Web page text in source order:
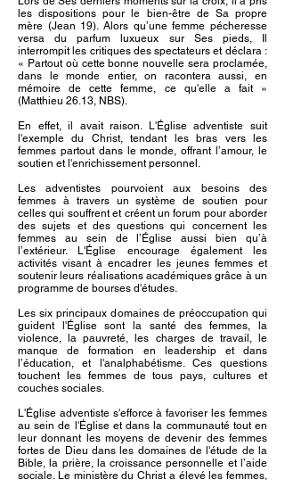
les dispositions pour le bien-être de Sa propre
mère (Jean 19). Alors qu’une femme pécheresse
versa du parfum luxueux sur Ses pieds, Il
interrompit les critiques des spectateurs et déclara :
« Partout où cette bonne nouvelle sera proclamée,
dans le monde entier, on racontera aussi, en
mémoire de cette femme, ce qu'elle a fait »
(Matthieu 26.13, NBS).
En effet, il avait raison. L'Église adventiste suit
l'exemple du Christ, tendant les bras vers les
femmes partout dans le monde, offrant l’amour, le
soutien et l'enrichissement personnel.
Les adventistes pourvoient aux besoins des
femmes à travers un système de soutien pour
celles qui souffrent et créent un forum pour aborder
des sujets et des questions qui concernent les
femmes au sein de l’Église aussi bien qu’à
l’extérieur. L'Église encourage également les
activités visant à encadrer les jeunes femmes et
soutenir leurs réalisations académiques grâce à un
programme de bourses d'études.
Les six principaux domaines de préoccupation qui
guident l'Église sont la santé des femmes, la
violence, la pauvreté, les charges de travail, le
manque de formation en leadership et dans
l’éducation, et l'analphabétisme. Ces questions
touchent les femmes de tous pays, cultures et
couches sociales.
L'Église adventiste s'efforce à favoriser les femmes
au sein de l'Église et dans la communauté tout en
leur donnant les moyens de devenir des femmes
fortes de Dieu dans les domaines de l'étude de la
Bible, la prière, la croissance personnelle et l’aide
sociale. Le ministère du Christ a élevé les femmes,